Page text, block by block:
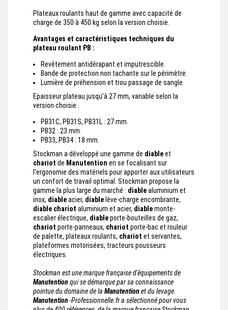
Plateaux roulants haut de gamme avec capacité de
charge de 350 à 450 kg selon la version choisie.
Avantages et caractéristiques techniques du
plateau roulant PB :
Revêtement antidérapant et imputrescible.
Bande de protection non tachante sur le périmètre.
Lumière de préhension et trou passage de sangle.
Epaisseur plateau jusqu'à 27 mm, variable selon la
version choisie :
PB31C, PB31S, PB31L : 27 mm.
PB32 : 23 mm.
PB33, PB34 : 18 mm.
Stockman a développé une gamme de diableet
chariot de Manutention en se focalisant sur
l'ergonomie des matériels pour apporter aux utilisateurs
un confort de travail optimal. Stockman propose la
gamme la plus large du marché : diablealuminium et
inox, diableacier, diable lève-charge encombrante,
diable chariot aluminium et acier, diablemonte-
escalier électrique, diableporte-bouteilles de gaz,
chariot porte-panneaux, chariot porte-bac et rouleur
de palette, plateaux roulants, chariot et servantes,
plateformes motorisées, tracteurs pousseurs
électriques.
Stockman est une marque française d'équipements de
Manutentionqui se démarque par sa connaissance
pointue du domaine de la Manutentionet du levage.
Manutention-Professionnelle.fr a sélectionné pour vous